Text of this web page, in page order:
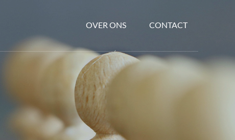
OVER ONS CONTACT